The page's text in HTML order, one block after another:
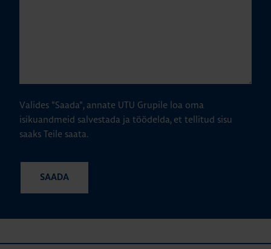
Valides "Saada", annate UTU Grupile loa oma
isikuandmeid salvestada ja töödelda, et tellitud sisu
saaks Teile saata.